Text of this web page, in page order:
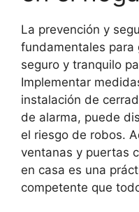
La prevención y
fundamentales para
seguro y tranquilo
Implementar
instalación de
de alarma, puede
el riesgo de robos.
ventanas y puertas
en casa es una
competente que